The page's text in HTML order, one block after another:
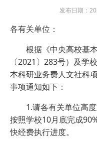
发布日期：
各有关单位：
根据《中央高校基
〔2021〕283号）及学
本科研业务费人文社科
事项通知如下：
1.请各有关单位高
按照学校10月底完成
快经费执行进度。